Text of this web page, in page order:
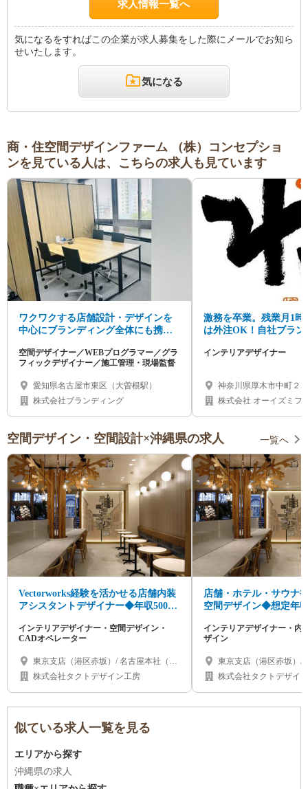
求人情報一覧へ
気になるをすればこの企業が求人募集をした際にメールでお知ら
せいたします。
気になる
商・住空間デザインファーム （株）コンセプショ
ンを見ている人は、こちらの求人も見ています
ワクワクする店舗設計・デザインを
中心にブランディング全体にも携わ
空間デザイナー／WEBプログラマー／グラ
フィックデザイナー／施工管理・現場監督
愛知県名古屋市東区（大曽根駅）
株式会社ブランディング
激務を卒業。残業月1時
は外注OK！自社ブラン
インテリアデザイナー
神奈川県厚木市中町２
株式会社 オーイズミフ
空間デザイン・空間設計×沖縄県の求人 一覧へ
Vectorworks経験を活かせる店舗内装
アシスタントデザイナー◆年収500万
インテリアデザイナー・空間デザイン・
CADオペレーター
東京支店（港区赤坂）/ 名古屋本社（名
古屋市千種区）/ 大阪支店（心斎橋）/ 北
株式会社タクトデザイン工房
店舗・ホテル・サウナ
空間デザイン◆想定年
インテリアデザイナー・内
ザイン
東京支店（港区赤坂）/
古屋市千種区）/ 大阪支
株式会社タクトデザイ
似ている求人一覧を見る
エリアから探す
沖縄県の求人